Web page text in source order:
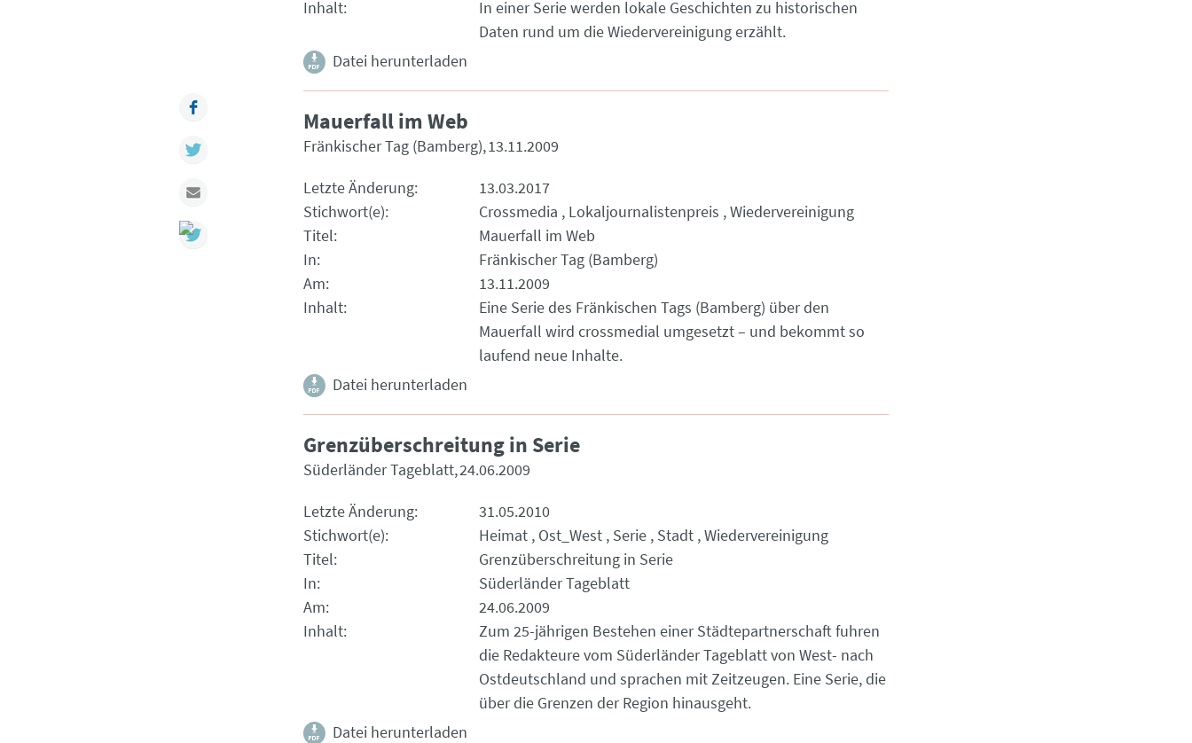
Inhalt
In einer Serie werden lokale Geschichten zu historischen
Daten rund um die Wiedervereinigung erzählt.
Datei herunterladen
Mauerfall im Web
Fränkischer Tag (Bamberg) 13.11.2009
Letzte Änderung
13.03.2017
Stichwort(e)
Crossmedia Lokaljournalistenpreis Wiedervereinigung
Titel
Mauerfall im Web
In
Fränkischer Tag (Bamberg)
Am
13.11.2009
Inhalt
Eine Serie des Fränkischen Tags (Bamberg) über den
Mauerfall wird crossmedial umgesetzt – und bekommt so
laufend neue Inhalte.
Datei herunterladen
Grenzüberschreitung in Serie
Süderländer Tageblatt 24.06.2009
Letzte Änderung
31.05.2010
Stichwort(e)
Heimat Ost_West Serie Stadt Wiedervereinigung
Titel
Grenzüberschreitung in Serie
In
Süderländer Tageblatt
Am
24.06.2009
Inhalt
Zum 25-jährigen Bestehen einer Städtepartnerschaft fuhren
die Redakteure vom Süderländer Tageblatt von West- nach
Ostdeutschland und sprachen mit Zeitzeugen. Eine Serie, die
über die Grenzen der Region hinausgeht.
Datei herunterladen